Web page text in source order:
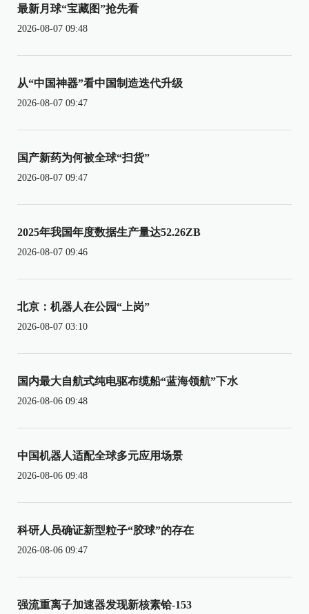
最新月球“宝藏图”抢先看
2026-08-07 09:48
从“中国神器”看中国制造迭代升级
2026-08-07 09:47
国产新药为何被全球“扫货”
2026-08-07 09:47
2025年我国年度数据生产量达52.26ZB
2026-08-07 09:46
北京：机器人在公园“上岗”
2026-08-07 03:10
国内最大自航式纯电驱布缆船“蓝海领航”下水
2026-08-06 09:48
中国机器人适配全球多元应用场景
2026-08-06 09:48
科研人员确证新型粒子“胶球”的存在
2026-08-06 09:47
强流重离子加速器发现新核素铪-153